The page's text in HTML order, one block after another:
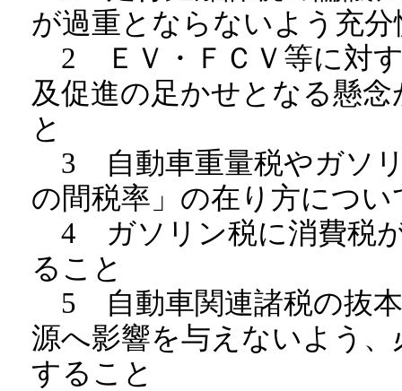
が過重とならないよう充
2 ＥＶ・ＦＣＶ等に対す
及促進の足かせとなる懸
と
3 自動車重量税やガソリ
の間税率」の在り方につ
4 ガソリン税に消費税が
ること
5 自動車関連諸税の抜本
源へ影響を与えないよう
すること